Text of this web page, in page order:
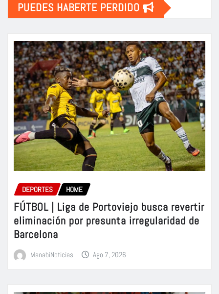
PUEDES HABERTE PERDIDO
DEPORTES HOME
FÚTBOL | Liga de Portoviejo busca revertir
eliminación por presunta irregularidad de
Barcelona
ManabiNoticias Ago 7, 2026